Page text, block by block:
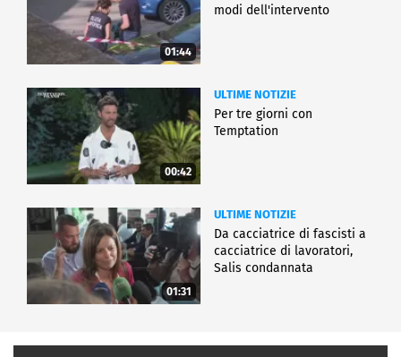
01:44
modi dell'intervento
00:42
ULTIME NOTIZIE
Per tre giorni con
Temptation
01:31
ULTIME NOTIZIE
Da cacciatrice di fascisti a
cacciatrice di lavoratori,
Salis condannata